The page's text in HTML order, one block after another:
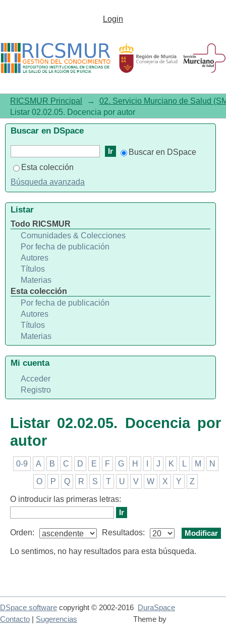
Listar 02.02.05. Docencia por
Login
RICSMUR Principal →
02. Servicio Murciano de Salud
Listar 02.02.05. Docencia por autor
Listar 02.02.05. Docencia por
autor
0-9 A B C D E F G H J K L M N
O P Q R S T U V W X Y Z
O introducir las primeras letras:
Orden: Resultados:
Lo sentimos, no hay resultados para esta búsqueda.
Buscar en DSpace
Buscar en DSpace
Esta colección
Búsqueda avanzada
Listar
Todo RICSMUR
Comunidades & Colecciones
Por fecha de publicación
Autores
Títulos
Materias
Esta colección
Por fecha de publicación
Autores
Títulos
Materias
Mi cuenta
Acceder
Registro
DSpace software copyright © 2002-2016
DuraSpace
Theme by
Contacto Sugerencias